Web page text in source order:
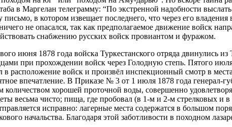
в Маргелан телеграмму: “По экстренной надобности
в котором извещает последнего, что через его
не опасался, так как предполагаемое движение войск
снабжению русских войск провиантом и фуражом.
июня 1878 года войска Туркестанского отряда двинулись
при прохождении войск через Голодную степь. Пятого
в расположение войск и произвёл инспекционный смотр в
впечатление. В Приказе № 3 от 1 июля 1878 года генерал-
хорошей проточной воды, совершенно
весьма чисто; пища, где пробовал (в 1-м и 2-м стрелковых и в
исправно: лагерные места содержатся в большом
начальства. Благодаря этой заботливости в походном